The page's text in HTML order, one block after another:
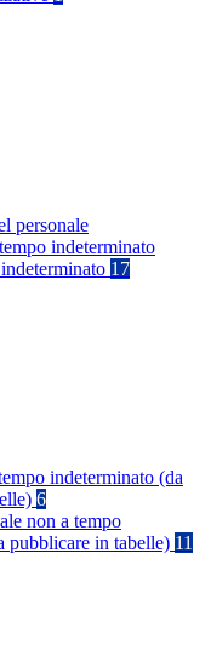
personale
indeterminato
17
indeterminato (da
6
non a tempo
pubblicare in tabelle) 11